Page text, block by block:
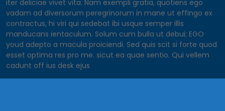
iter deliciae vivet vita. Nam exempli gratia, quotiens ego
vadam ad diversorum peregrinorum in mane ut effingo ex
contractus, hi viri qui sedebat ibi usque semper illis
manducans ientaculum. Solum cum bulla ut debui; EGO
youd adepto a macula proiciendi. Sed quis scit si forte quod
esset optima res pro me. sicut ea quae sentio. Qui vellem
cadunt off ius desk ejus